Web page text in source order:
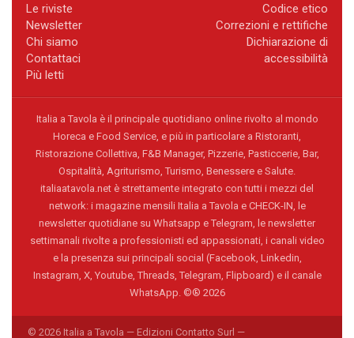
Le riviste
Newsletter
Chi siamo
Contattaci
Più letti
Codice etico
Correzioni e rettifiche
Dichiarazione di
accessibilità
Italia a Tavola è il principale quotidiano online rivolto al mondo
Horeca e Food Service, e più in particolare a Ristoranti,
Ristorazione Collettiva, F&B Manager, Pizzerie, Pasticcerie, Bar,
Ospitalità, Agriturismo, Turismo, Benessere e Salute.
italiaatavola.net è strettamente integrato con tutti i mezzi del
network: i magazine mensili Italia a Tavola e CHECK-IN, le
newsletter quotidiane su Whatsapp e Telegram, le newsletter
settimanali rivolte a professionisti ed appassionati, i canali video
e la presenza sui principali social (Facebook, Linkedin,
Instagram, X, Youtube, Threads, Telegram, Flipboard) e il canale
WhatsApp. ©® 2026
© 2026 Italia a Tavola — Edizioni Contatto Surl —